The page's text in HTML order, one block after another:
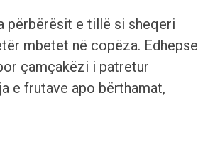
përbërësit e tillë si sheqeri
mbetet në copëza. Edhepse
çamçakëzi i patretur
e frutave apo bërthamat,